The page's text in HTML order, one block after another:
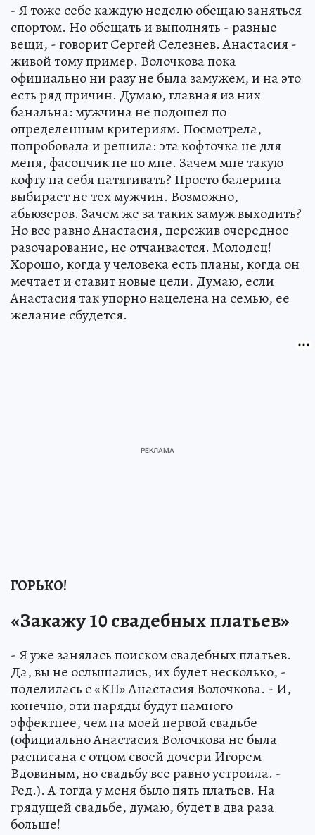
- Я тоже себе каждую неделю обещаю заняться
спортом. Но обещать и выполнять - разные
вещи, - говорит Сергей Селезнев. Анастасия -
живой тому пример. Волочкова пока
официально ни разу не была замужем, и на это
есть ряд причин. Думаю, главная из них
банальна: мужчина не подошел по
определенным критериям. Посмотрела,
попробовала и решила: эта кофточка не для
меня, фасончик не по мне. Зачем мне такую
кофту на себя натягивать? Просто балерина
выбирает не тех мужчин. Возможно,
абьюзеров. Зачем же за таких замуж выходить?
Но все равно Анастасия, пережив очередное
разочарование, не отчаивается. Молодец!
Хорошо, когда у человека есть планы, когда он
мечтает и ставит новые цели. Думаю, если
Анастасия так упорно нацелена на семью, ее
желание сбудется.
ГОРЬКО!
«Закажу 10 свадебных платьев»
- Я уже занялась поиском свадебных платьев.
Да, вы не ослышались, их будет несколько, -
поделилась с «КП» Анастасия Волочкова. - И,
конечно, эти наряды будут намного
эффектнее, чем на моей первой свадьбе
(официально Анастасия Волочкова не была
расписана с отцом своей дочери Игорем
Вдовиным, но свадьбу все равно устроила. -
Ред.). А тогда у меня было пять платьев. На
грядущей свадьбе, думаю, будет в два раза
больше!